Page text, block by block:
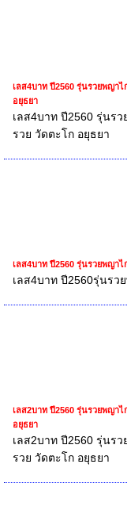
เลส4บาท ปี2560 รุ่นรวยพญาไ
อยุธยา
เลส4บาท ปี2560 รุ่นร
รวย วัดตะโก อยุธยา
เลส4บาท ปี2560 รุ่นรวยพญาไ
เลส4บาท ปี2560รุ่นรว
เลส2บาท ปี2560 รุ่นรวยพญาไ
อยุธยา
เลส2บาท ปี2560 รุ่นร
รวย วัดตะโก อยุธยา